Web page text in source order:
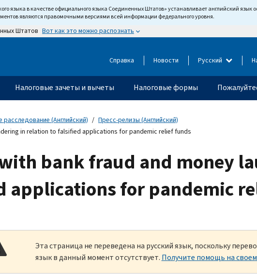
языка в качестве официального языка Соединенных Штатов» устанавливает английский
являются правомочными версиями всей информации федерального уровня.
Штатов Вот как это можно распознать
Справка Новости Русский
Налоговые зачеты и вычеты Налоговые формы
расследование (Английский)
Пресс-релизы (Английский)
in relation to falsified applications for pandemic relief funds
bank fraud and money
applications for pandemic
Эта страница не переведена на русский язык, поскольку
язык в данный момент отсутствует. Получите помощь на